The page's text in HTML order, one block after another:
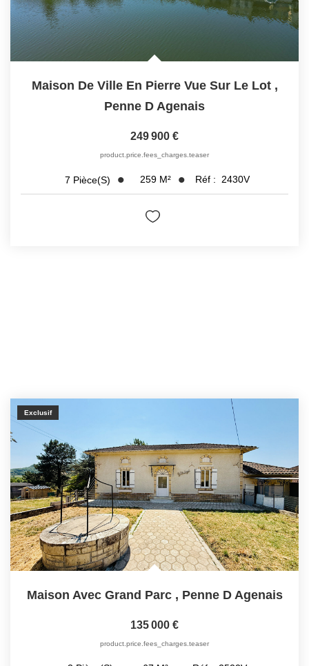
Maison De Ville En Pierre Vue Sur Le Lot ,
Penne D Agenais
249 900 €
product.price.fees_charges.teaser
7 Pièce(s) 259 M² Réf : 2430V
Exclusif
Maison Avec Grand Parc , Penne D Agenais
135 000 €
product.price.fees_charges.teaser